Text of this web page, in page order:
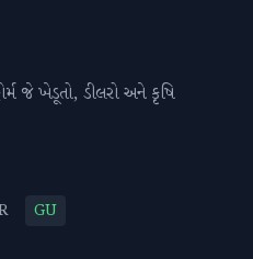
જે ખેડૂતો, ડીલરો અને કૃષિ
GU